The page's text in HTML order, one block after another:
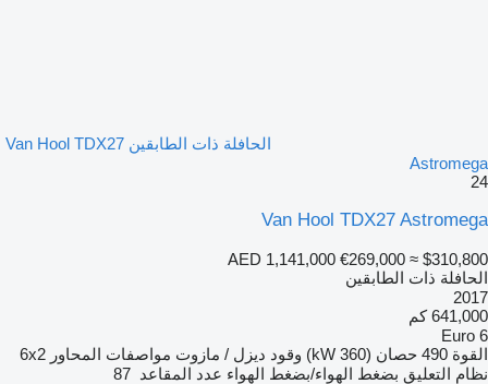
الحافلة ذات الطابقين Van Hool TDX27
Astromega
24
Van Hool TDX27 Astromega
AED 1,141,000 €269,000 ≈ $310,800
الحافلة ذات الطابقين
2017
641,000 كم
Euro 6
القوة 490 حصان (360 kW) وقود ديزل / مازوت مواصفات المحاور 6x2
نظام التعليق بضغط الهواء/بضغط الهواء عدد المقاعد 87